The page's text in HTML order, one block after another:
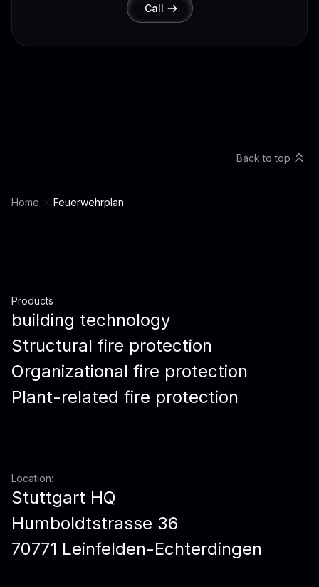
Call
Home Feuerwehrplan
Back to top
Products
building technology
Structural fire protection
Organizational fire protection
Plant-related fire protection
Location:
Stuttgart HQ
Humboldtstrasse 36
70771 Leinfelden-Echterdingen